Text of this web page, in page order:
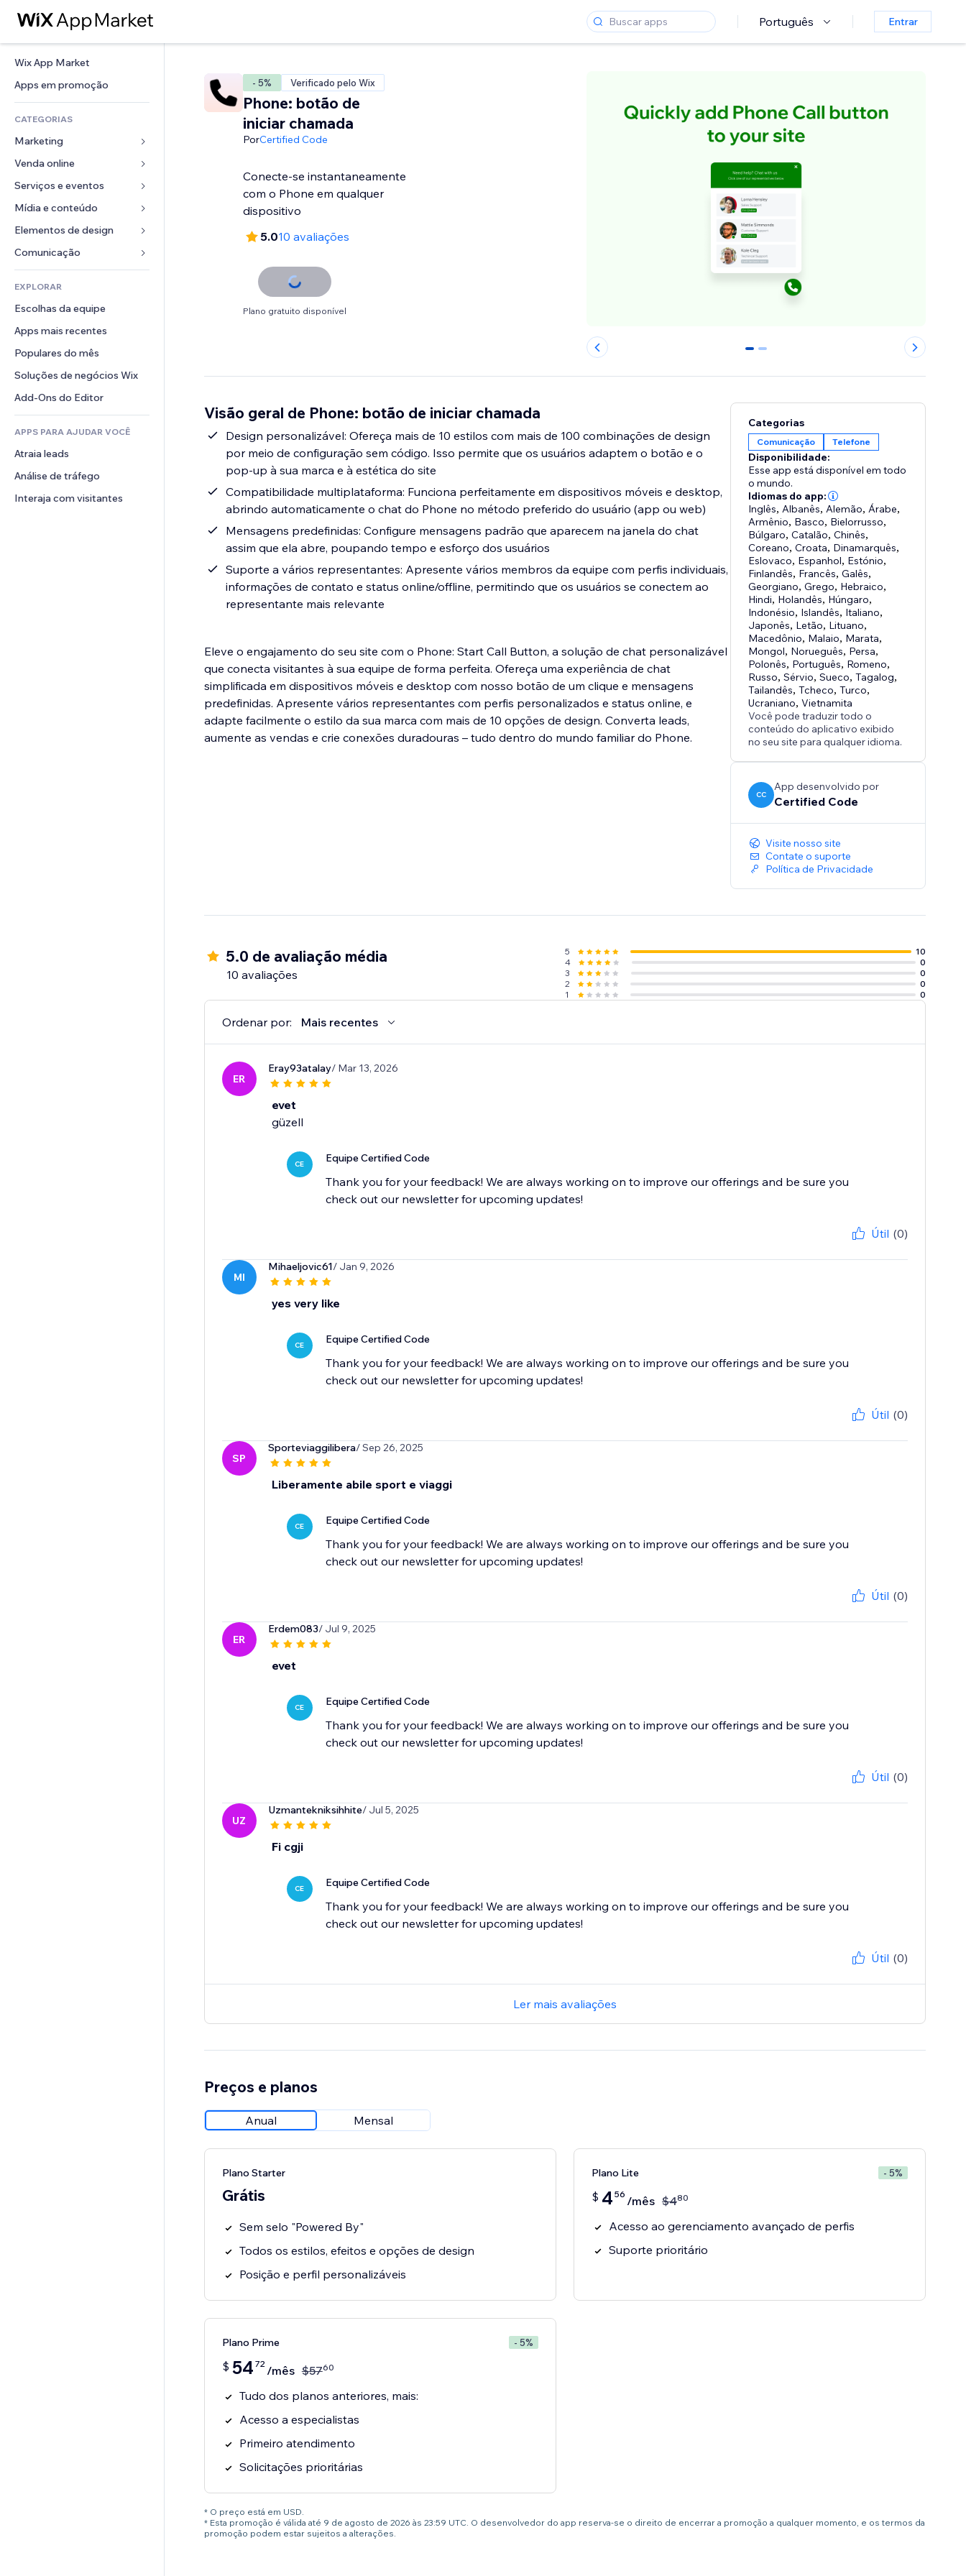
Português Entrar
Wix App Market
Apps em promoção
CATEGORIAS
Marketing
Anúncios
Mobile
Análises
Listas do site
Email
Venda online
Apps para lojas
Frete e entrega
Botões de venda
Contabilidade
Cupons e fidelidade
Soluções de armazenamento
Serviços e eventos
Hotéis
Eventos
Restaurantes
Imobiliária
Meus agendamentos
Mídia e conteúdo
Galeria
Músicas
Podcasts
Fotografia
Vídeo
PDF
Compartilhamento de arquivos
Notícias
Elementos de design
Mapas e navegação
Privacidade e segurança
Relógio
Templates de página
Efeitos de imagem
Botões e menus
Banners e selos
Calculadoras
Busca
Previsão do tempo
Tabelas e gráficos
Formulários
Enquetes
Chat
Comentários
Telefone
Comunidade
Avaliações e depoimentos
CRM
EXPLORAR
Escolhas da equipe
Apps mais recentes
Populares do mês
Soluções de negócios Wix
Add-Ons do Editor
APPS PARA AJUDAR VOCÊ
Atraia leads
Análise de tráfego
Interaja com visitantes
- 5% Verificado pelo Wix
Phone: botão de
iniciar chamada
PorCertified Code
Conecte-se instantaneamente
com o Phone em qualquer
dispositivo
5.010 avaliações
Plano gratuito disponível
0 1
Visão geral de Phone: botão de iniciar chamada
Design personalizável: Ofereça mais de 10 estilos com mais de 100 combinações de design
por meio de configuração sem código. Isso permite que os usuários adaptem o botão e o
pop-up à sua marca e à estética do site
Compatibilidade multiplataforma: Funciona perfeitamente em dispositivos móveis e desktop,
abrindo automaticamente o chat do Phone no método preferido do usuário (app ou web)
Mensagens predefinidas: Configure mensagens padrão que aparecem na janela do chat
assim que ela abre, poupando tempo e esforço dos usuários
Suporte a vários representantes: Apresente vários membros da equipe com perfis individuais,
informações de contato e status online/offline, permitindo que os usuários se conectem ao
representante mais relevante
Eleve o engajamento do seu site com o Phone: Start Call Button, a solução de chat personalizável
que conecta visitantes à sua equipe de forma perfeita. Ofereça uma experiência de chat
simplificada em dispositivos móveis e desktop com nosso botão de um clique e mensagens
predefinidas. Apresente vários representantes com perfis personalizados e status online, e
adapte facilmente o estilo da sua marca com mais de 10 opções de design. Converta leads,
aumente as vendas e crie conexões duradouras – tudo dentro do mundo familiar do Phone.
Categorias
Comunicação Telefone
Disponibilidade:
Esse app está disponível em todo
o mundo.
Idiomas do app:
Inglês, Albanês, Alemão, Árabe,
Armênio, Basco, Bielorrusso,
Búlgaro,Catalão,Chinês,
Coreano,Croata, Dinamarquês,
Eslovaco, Espanhol, Estónio,
Finlandês, Francês,Galês,
Georgiano,Grego, Hebraico,
Hindi, Holandês, Húngaro,
Indonésio, Islandês, Italiano,
Japonês, Letão, Lituano,
Macedônio, Malaio, Marata,
Mongol, Norueguês, Persa,
Polonês, Português, Romeno,
Russo,Sérvio,Sueco,Tagalog,
Tailandês,Tcheco,Turco,
Ucraniano,Vietnamita
Você pode traduzir todo o
conteúdo do aplicativo exibido
no seu site para qualquer idioma.
CC
App desenvolvido por
Certified Code
Visite nosso site
Contate o suporte
Política de Privacidade
5.0 de avaliação média
10 avaliações
5
10
4
0
3
0
2
0
1
0
Ordenar por: Mais recentes
ER
Eray93atalay/ Mar 13, 2026
evet
güzell
CE Equipe Certified Code
Thank you for your feedback! We are always working on to improve our offerings and be sure you
check out our newsletter for upcoming updates!
Útil (0)
MI
Mihaeljovic61/ Jan 9, 2026
yes very like
CE Equipe Certified Code
Thank you for your feedback! We are always working on to improve our offerings and be sure you
check out our newsletter for upcoming updates!
Útil (0)
SP
Sporteviaggilibera/ Sep 26, 2025
Liberamente abile sport e viaggi
CE Equipe Certified Code
Thank you for your feedback! We are always working on to improve our offerings and be sure you
check out our newsletter for upcoming updates!
Útil (0)
ER
Erdem083/ Jul 9, 2025
evet
CE Equipe Certified Code
Thank you for your feedback! We are always working on to improve our offerings and be sure you
check out our newsletter for upcoming updates!
Útil (0)
UZ
Uzmantekniksihhite/ Jul 5, 2025
Fi cgji
CE Equipe Certified Code
Thank you for your feedback! We are always working on to improve our offerings and be sure you
check out our newsletter for upcoming updates!
Útil (0)
Ler mais avaliações
Preços e planos
Anual Mensal
Plano Starter
Grátis
Sem selo "Powered By"
Todos os estilos, efeitos e opções de design
Posição e perfil personalizáveis
Plano Lite - 5%
$ 4 56 /mês $480
Acesso ao gerenciamento avançado de perfis
Suporte prioritário
Plano Prime - 5%
$ 54 72 /mês $5760
Tudo dos planos anteriores, mais:
Acesso a especialistas
Primeiro atendimento
Solicitações prioritárias
* O preço está em USD.
* Esta promoção é válida até 9 de agosto de 2026 às 23:59 UTC. O desenvolvedor do app reserva-se o direito de encerrar a promoção a qualquer momento, e os termos da
promoção podem estar sujeitos a alterações.